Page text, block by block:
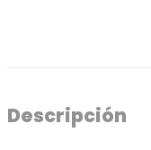
Descripción